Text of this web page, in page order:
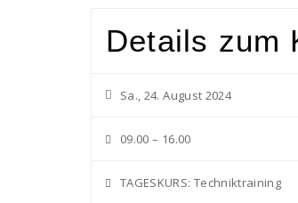
Details zum
Sa., 24. August 2024
09.00 – 16.00
TAGESKURS: Techniktraining